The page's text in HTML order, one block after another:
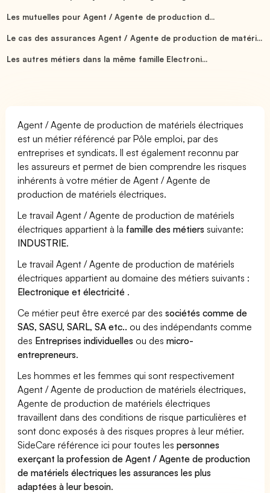
Les mutuelles pour Agent / Agente de production d...
Le cas des assurances Agent / Agente de production de matéri...
Les autres métiers dans la même famille Electroni...
Agent / Agente de production de matériels électriques
est un métier référencé par Pôle emploi, par des
entreprises et syndicats. Il est également reconnu par
les assureurs et permet de bien comprendre les risques
inhérents à votre métier de Agent / Agente de
production de matériels électriques.
Le travail Agent / Agente de production de matériels
électriques appartient à la famille des métiers suivante:
INDUSTRIE.
Le travail Agent / Agente de production de matériels
électriques appartient au domaine des métiers suivants :
Electronique et électricité .
Ce métier peut être exercé par dessociétés comme de
SAS, SASU, SARL, SA etc.. ou des indépendants comme
des Entreprises individuelles ou desmicro-
entrepreneurs.
Les hommes et les femmes qui sont respectivement
Agent / Agente de production de matériels électriques,
Agente de production de matériels électriques
travaillent dans des conditions de risque particulières et
sont donc exposés à des risques propres à leur métier.
SideCare référence ici pour toutes lespersonnes
exerçant la profession de Agent / Agente de production
de matériels électriques les assurances les plus
adaptées à leur besoin.